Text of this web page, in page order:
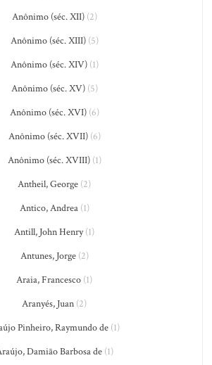
Anônimo (séc. XII)(2)
Anônimo (séc. XIII)(5)
Anônimo (séc. XIV)(1)
Anônimo (séc. XV)(5)
Anônimo (séc. XVI)(6)
Anônimo (séc. XVII)(6)
Anônimo (séc. XVIII)(1)
Antheil, George (2)
Antico, Andrea(1)
Antill, John Henry(1)
Antunes, Jorge(2)
Araia, Francesco (1)
Aranyés, Juan (2)
Pinheiro, Raymundo de (1)
Damião Barbosa de(1)